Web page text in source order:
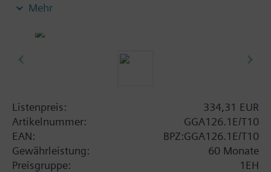
max. 72 °C Tf1 Kanal-Aussen oder max. 72 °C
Klappenstellungsanzeige
Ausführung im Ganzmetallgehäuse aus
Aluminiumdruckguss mit Anschlusskabel 0,9 m
Schutzart: Überwachungseinheit IP30 / Antrieb
IP54
Mehr
Listenpreis:
334,31 EUR
Artikelnummer:
GGA126.1E/T10
EAN:
BPZ:GGA126.1E/T10
Gewährleistung:
60 Monate
Preisgruppe:
1EH